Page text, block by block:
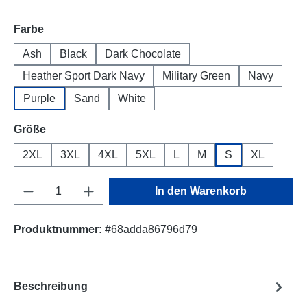
Farbeauswählen
Ash Black
Dark Chocolate
Heather Sport Dark Navy
Military Green
Navy
Purple
Sand White
Größeauswählen
2XL 3XL 4XL 5XL L M S XL
Produkt Anzahl: Gib den gewünschten
In den Warenkorb
Produktnummer: #68adda86796d79
Beschreibung